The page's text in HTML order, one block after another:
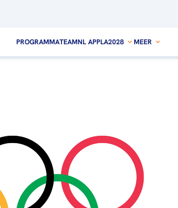
PROGRAMMATEAMNL APPLA2028 MEER